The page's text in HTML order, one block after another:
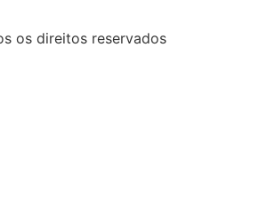
os direitos reservados